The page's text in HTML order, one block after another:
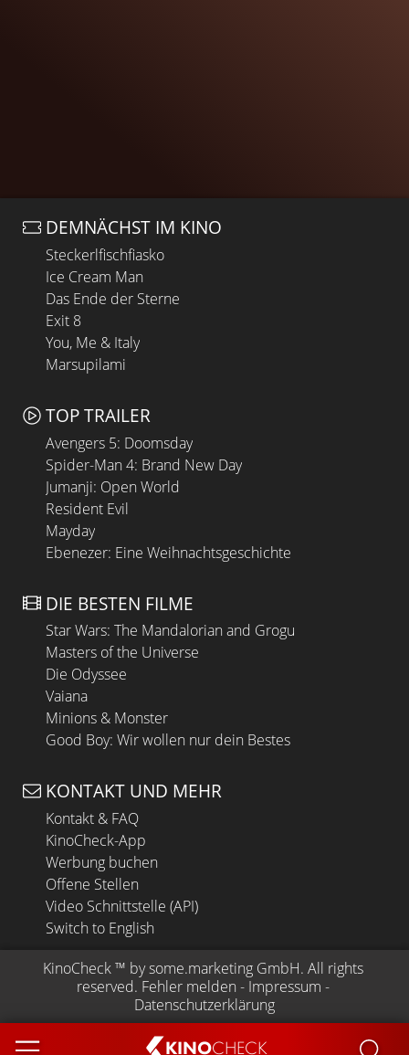
KINOCHECK
DEMNÄCHST IM KINO
Steckerlfischfiasko
Ice Cream Man
Das Ende der Sterne
Exit 8
You, Me & Italy
Marsupilami
TOP TRAILER
Avengers 5: Doomsday
Spider-Man 4: Brand New Day
Jumanji: Open World
Resident Evil
Mayday
Ebenezer: Eine Weihnachtsgeschichte
DIE BESTEN FILME
Star Wars: The Mandalorian and Grogu
Masters of the Universe
Die Odyssee
Vaiana
Minions & Monster
Good Boy: Wir wollen nur dein Bestes
KONTAKT UND MEHR
Kontakt & FAQ
KinoCheck-App
Werbung buchen
Offene Stellen
Video Schnittstelle (API)
Switch to English
KinoCheck ™ by some.marketing GmbH. All rights
reserved. Fehler melden - Impressum -
Datenschutzerklärung